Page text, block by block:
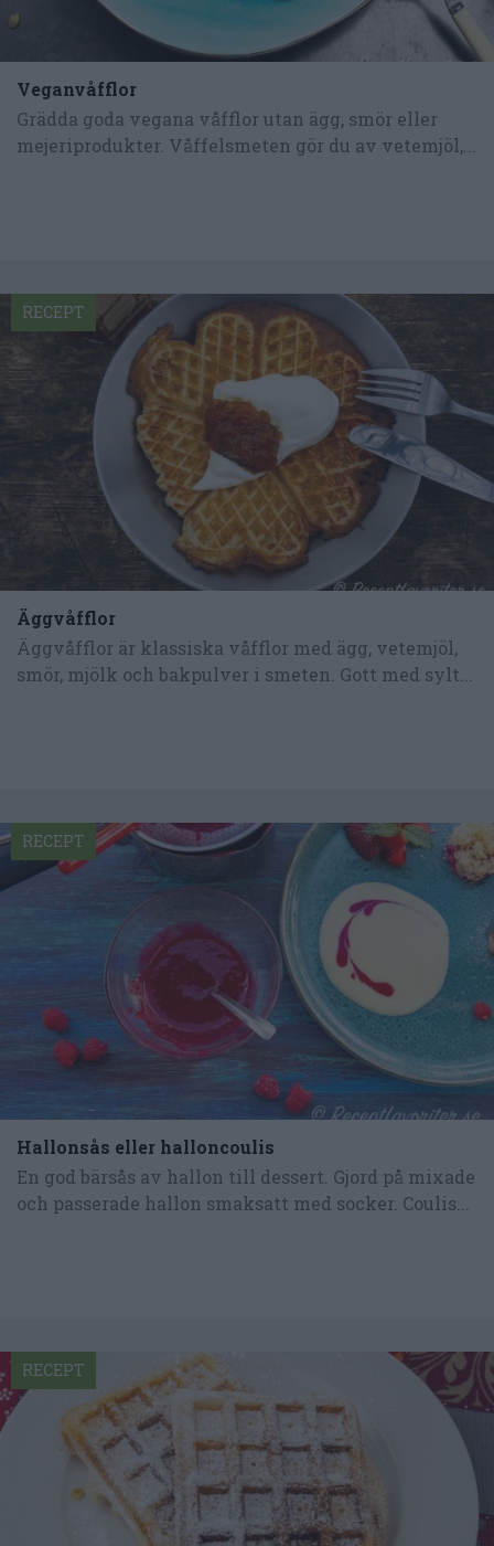
Veganvåfflor
Grädda goda vegana våfflor utan ägg, smör eller
mejeriprodukter. Våffelsmeten gör du av vetemjöl,...
Äggvåfflor
Äggvåfflor är klassiska våfflor med ägg, vetemjöl,
smör, mjölk och bakpulver i smeten. Gott med sylt...
RECEPT
Hallonsås eller halloncoulis
En god bärsås av hallon till dessert. Gjord på mixade
och passerade hallon smaksatt med socker. Coulis...
RECEPT
RECEPT